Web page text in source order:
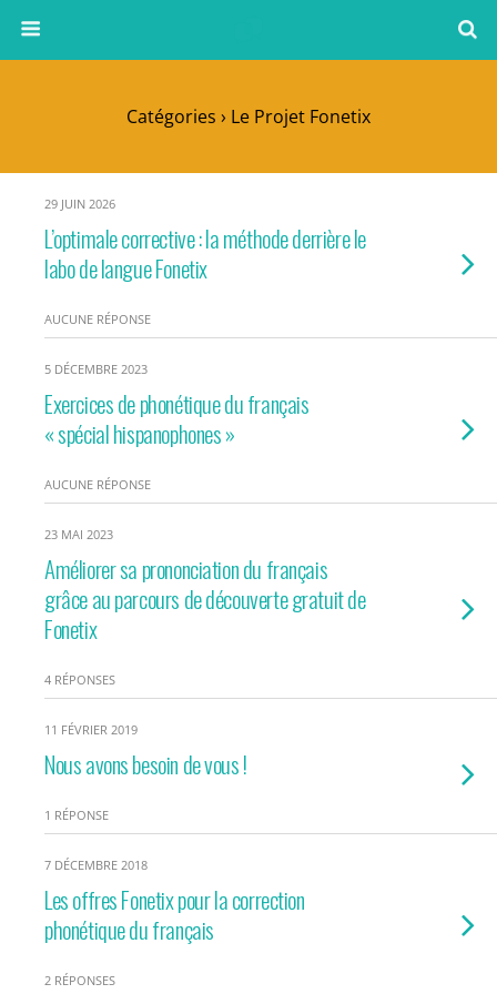
Catégories › Le Projet Fonetix
29 JUIN 2026
L’optimale corrective : la méthode derrière le
labo de langue Fonetix
AUCUNE RÉPONSE
5 DÉCEMBRE 2023
Exercices de phonétique du français
« spécial hispanophones »
AUCUNE RÉPONSE
23 MAI 2023
Améliorer sa prononciation du français
grâce au parcours de découverte gratuit de
Fonetix
4 RÉPONSES
11 FÉVRIER 2019
Nous avons besoin de vous !
1 RÉPONSE
7 DÉCEMBRE 2018
Les offres Fonetix pour la correction
phonétique du français
2 RÉPONSES